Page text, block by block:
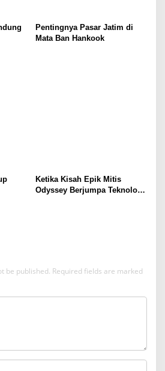
Pentingnya Pasar Jatim di
Mata Ban Hankook
Ketika Kisah Epik Mitis
Odyssey Berjumpa Teknologi
be published. Required fields are marked